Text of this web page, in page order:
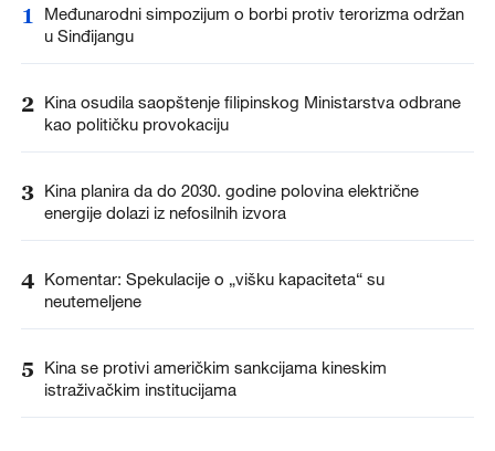
1
Međunarodni simpozijum o borbi protiv terorizma održan
u Sinđijangu
2 Kina osudila saopštenje filipinskog Ministarstva odbrane
kao političku provokaciju
3 Kina planira da do 2030. godine polovina električne
energije dolazi iz nefosilnih izvora
4 Komentar: Spekulacije o „višku kapaciteta“ su
neutemeljene
5
Kina se protivi američkim sankcijama kineskim
istraživačkim institucijama